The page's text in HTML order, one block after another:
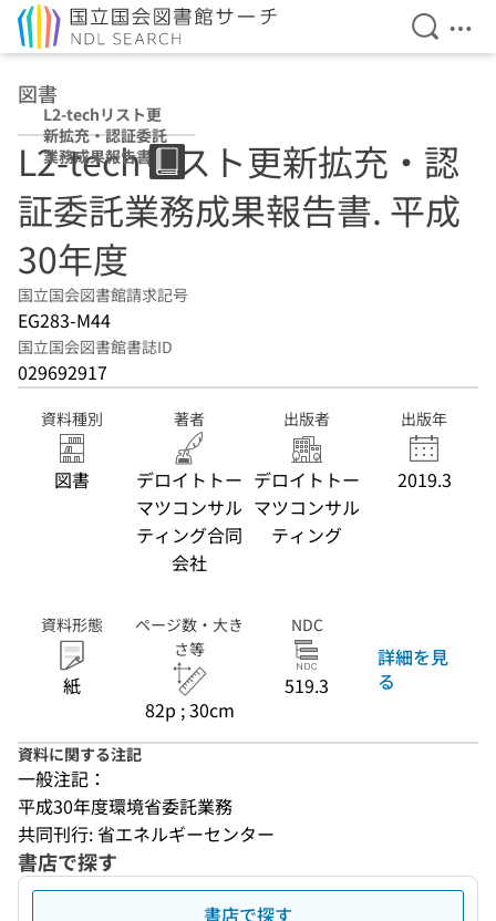
検索を
メ
図書
L2-techリスト更
新拡充・認証委託
業務成果報告書
平成30年度
L2-techリスト更新拡充・認
証委託業務成果報告書. 平成
30年度
国立国会図書館請求記号
EG283-M44
国立国会図書館書誌ID
029692917
資料種別
図書
著者
デロイトトー
マツコンサル
ティング合同
会社
出版者
デロイトトー
マツコンサル
ティング
出版年
2019.3
資料形態
紙
ページ数・大き
さ等
82p ; 30cm
NDC
519.3
詳細を見
る
資料に関する注記
一般注記：
平成30年度環境省委託業務
共同刊行: 省エネルギーセンター
書店で探す
書店で探す